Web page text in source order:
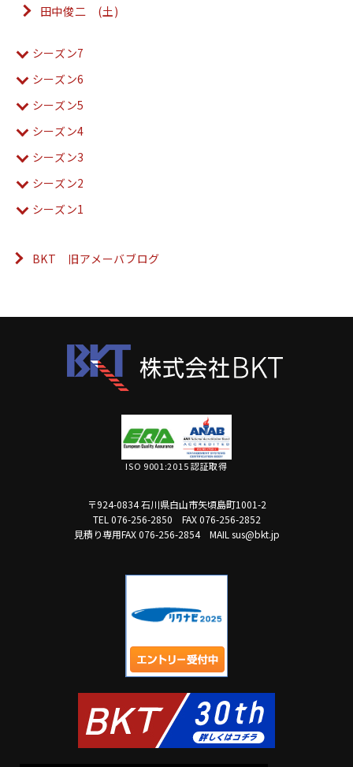
田中俊二 (土)
シーズン7
シーズン6
シーズン5
シーズン4
シーズン3
シーズン2
シーズン1
BKT 旧アメーバブログ
ISO 9001:2015 認証取得
〒924-0834 石川県白山市矢頃島町1001-2
TEL 076-256-2850
FAX 076-256-2852
見積り専用FAX 076-256-2854
MAIL sus@bkt.jp